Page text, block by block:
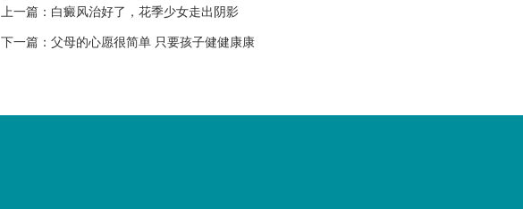
上一篇： 白癜风治好了，花季少女走出阴影
下一篇： 父母的心愿很简单 只要孩子健健康康